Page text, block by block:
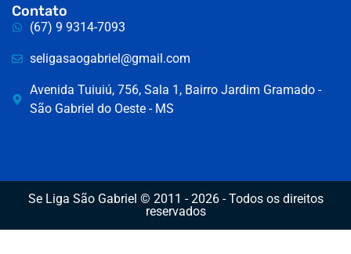
Contato
(67) 9 9314-7093
seligasaogabriel@gmail.com
Avenida Tuiuiú, 756, Sala 1, Bairro Jardim Gramado -
São Gabriel do Oeste - MS
Se Liga São Gabriel © 2011 - 2026 - Todos os direitos
reservados